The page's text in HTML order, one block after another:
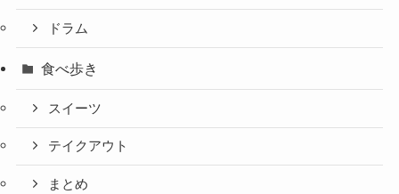
ドラム
食べ歩き
スイーツ
テイクアウト
まとめ